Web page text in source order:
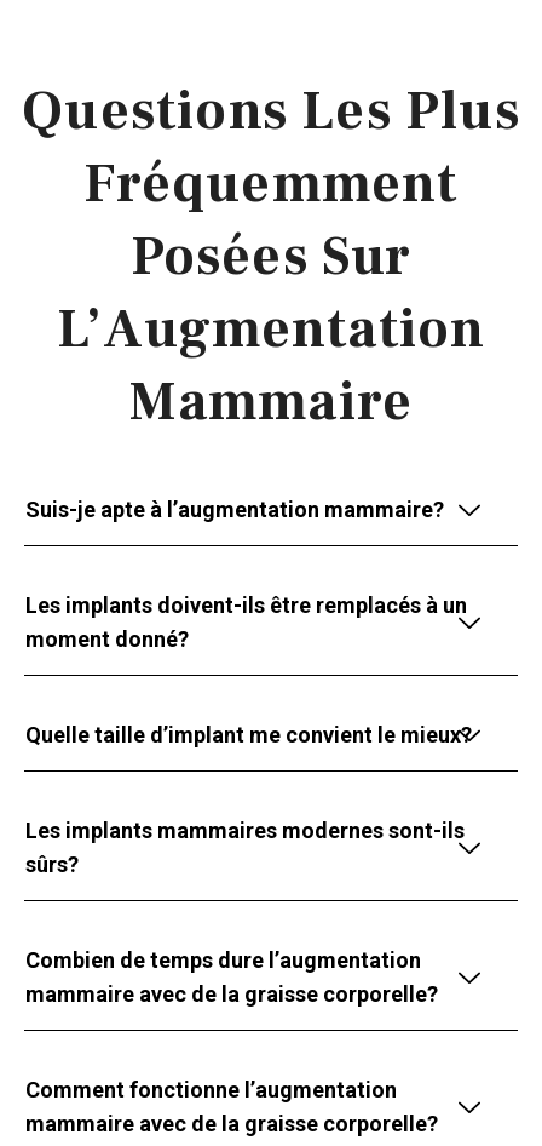
Questions Les Plus
Fréquemment
Posées Sur
L’Augmentation
Mammaire
Suis-je apte à l’augmentation mammaire?
Les implants doivent-ils être remplacés à un
moment donné?
Quelle taille d’implant me convient le mieux?
Les implants mammaires modernes sont-ils
sûrs?
Combien de temps dure l’augmentation
mammaire avec de la graisse corporelle?
Comment fonctionne l’augmentation
mammaire avec de la graisse corporelle?